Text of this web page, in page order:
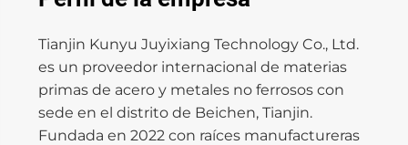
Tianjin Kunyu Juyixiang Technology Co., Ltd.
es un proveedor internacional de materias
primas de acero y metales no ferrosos con
sede en el distrito de Beichen, Tianjin.
Fundada en 2022 con raíces manufactureras